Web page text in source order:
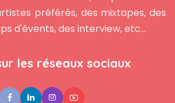
préférés, des mixtapes, des
d'évents, des interview, etc...
les réseaux sociaux